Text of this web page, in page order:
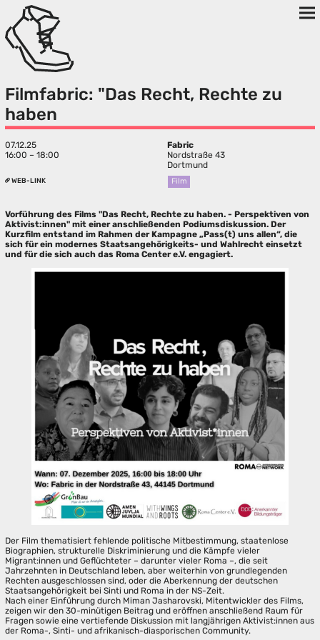
Filmfabric: "Das Recht, Rechte zu
haben
07.12.25
16:00 – 18:00
Fabric
Nordstraße 43
Dortmund
WEB-LINK Film
Vorführung des Films "Das Recht, Rechte zu haben. - Perspektiven von
Aktivist:innen" mit einer anschließenden Podiumsdiskussion. Der
Kurzfilm entstand im Rahmen der Kampagne „Pass(t) uns allen“, die
sich für ein modernes Staatsangehörigkeits- und Wahlrecht einsetzt
und für die sich auch das Roma Center e.V. engagiert.
Der Film thematisiert fehlende politische Mitbestimmung, staatenlose
Biographien, strukturelle Diskriminierung und die Kämpfe vieler
Migrant:innen und Geflüchteter – darunter vieler Roma –, die seit
Jahrzehnten in Deutschland leben, aber weiterhin von grundlegenden
Rechten ausgeschlossen sind, oder die Aberkennung der deutschen
Staatsangehörigkeit bei Sinti und Roma in der NS-Zeit.
Nach einer Einführung durch Miman Jasharovski, Mitentwickler des Films,
zeigen wir den 30-minütigen Beitrag und eröffnen anschließend Raum für
Fragen sowie eine vertiefende Diskussion mit langjährigen Aktivist:innen aus
der Roma-, Sinti- und afrikanisch-diasporischen Community.